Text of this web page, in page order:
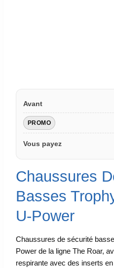
Avant
PROMO
Vous payez
Chaussures
Basses
U-Power
Chaussures de sécurité
Power de la ligne The Roar,
respirante avec des inserts